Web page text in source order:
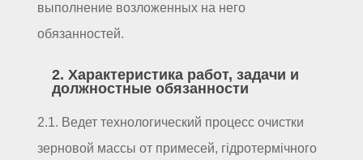
выполнение возложенных на него
обязанностей.
2. Характеристика работ, задачи и
должностные обязанности
2.1. Ведет технологический процесс очистки
зерновой массы от примесей, гідротермічного